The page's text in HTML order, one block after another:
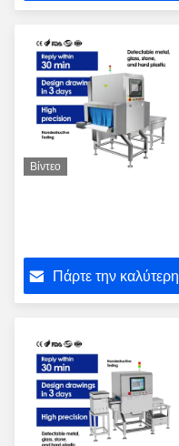
Βίντεο
Πάρτε την καλύτερη